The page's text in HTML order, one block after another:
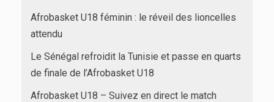
Afrobasket U18 féminin : le réveil des lioncelles
attendu
Le Sénégal refroidit la Tunisie et passe en quarts
de finale de l’Afrobasket U18
Afrobasket U18 – Suivez en direct le match